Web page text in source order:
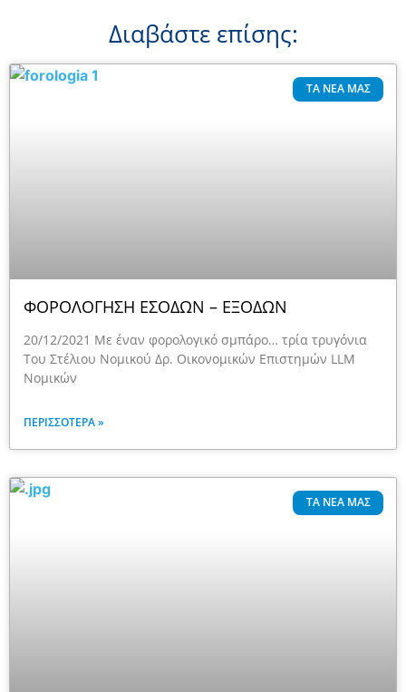
Διαβάστε επίσης:
ΤΑ ΝΈΑ ΜΑΣ
ΦΟΡΟΛΟΓΗΣΗ ΕΣΟΔΩΝ – ΕΞΟΔΩΝ
20/12/2021 Με έναν φορολογικό σμπάρο… τρία τρυγόνια
Του Στέλιου Νομικού Δρ. Οικονομικών Επιστημών LLM
Νομικών
ΠΕΡΙΣΣΌΤΕΡΑ »
ΤΑ ΝΈΑ ΜΑΣ